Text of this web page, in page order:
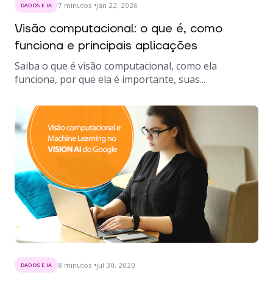
DADOS E IA 7 minutos jan 22, 2026
Visão computacional: o que é, como
funciona e principais aplicações
Saiba o que é visão computacional, como ela
funciona, por que ela é importante, suas...
DADOS E IA 8 minutos jul 30, 2020